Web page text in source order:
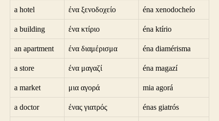
a hotel ένα ξενοδοχείο éna xenodocheío
a building ένα κτίριο éna ktírio
an apartment ένα διαμέρισμα éna diamérisma
a store ένα μαγαζί éna magazí
a market μια αγορά mia agorá
a doctor ένας γιατρός énas giatrós